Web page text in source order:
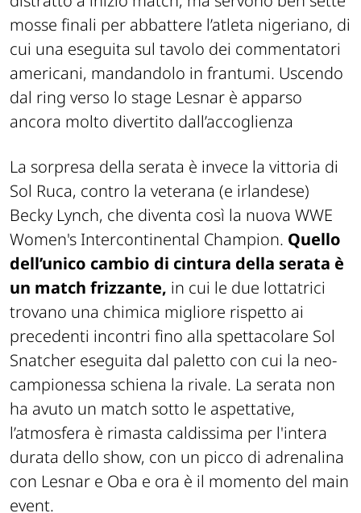
mosse finali per abbattere l’atleta nigeriano, di
cui una eseguita sul tavolo dei commentatori
americani, mandandolo in frantumi. Uscendo
dal ring verso lo stage Lesnar è apparso
ancora molto divertito dall’accoglienza
La sorpresa della serata è invece la vittoria di
Sol Ruca, contro la veterana (e irlandese)
Becky Lynch, che diventa così la nuova WWE
Women's Intercontinental Champion. Quello
dell’unico cambio di cintura della serata è
un match frizzante, in cui le due lottatrici
trovano una chimica migliore rispetto ai
precedenti incontri fino alla spettacolare Sol
Snatcher eseguita dal paletto con cui la neo-
campionessa schiena la rivale. La serata non
ha avuto un match sotto le aspettative,
l’atmosfera è rimasta caldissima per l'intera
durata dello show, con un picco di adrenalina
con Lesnar e Oba e ora è il momento del main
event.